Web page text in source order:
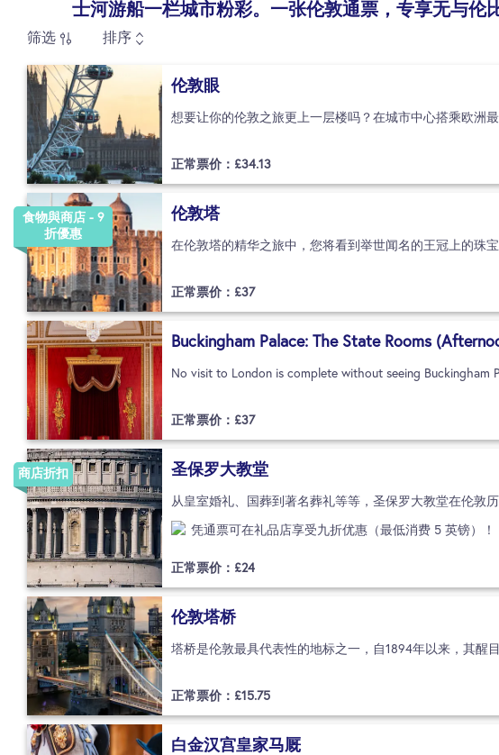
士河游船一栏城市粉彩。一张伦敦通票，专享无与伦
筛选 排序
伦敦眼
正常票价：£34.13
食物與商店 - 9
折優惠
伦敦塔
正常票价：£37
Buckingham Palace: The State Rooms
No visit to London is complete without seeing Buckingham
正常票价：£37
商店折扣 圣保罗大教堂
凭通票可在礼品店享受九折优惠（最低消费 5 英镑）！
正常票价：£24
伦敦塔桥
正常票价：£15.75
白金汉宫皇家马厩